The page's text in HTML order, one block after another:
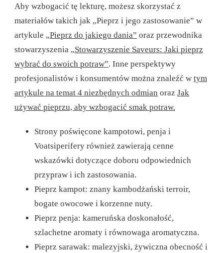
Aby wzbogacić tę lekturę, możesz skorzystać z
materiałów takich jak „Pieprz i jego zastosowanie” w
artykule „Pieprz do jakiego dania” oraz przewodnika
stowarzyszenia „Stowarzyszenie Saveurs: Jaki pieprz
wybrać do swoich potraw”. Inne perspektywy
profesjonalistów i konsumentów można znaleźć w tym
artykule na temat 4 niezbędnych odmian oraz Jak
używać pieprzu, aby wzbogacić smak potraw.
Strony poświęcone kampotowi, penja i
Voatsiperifery również zawierają cenne
wskazówki dotyczące doboru odpowiednich
przypraw i ich zastosowania.
Pieprz kampot: znany kambodżański terroir,
bogate owocowe i korzenne nuty.
Pieprz penja: kameruńska doskonałość,
szlachetne aromaty i równowaga aromatyczna.
Pieprz sarawak: malezyjski, żywiczna obecność i